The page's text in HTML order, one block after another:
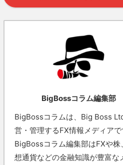
BigBossコラム編集部
BigBossコラムは、Big Boss
営・管理するFX情報メディアで
BigBossコラム編集部はFXや株
想通貨などの金融知識が豊富な